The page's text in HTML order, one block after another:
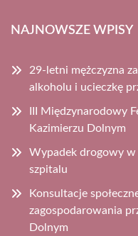
NAJNOWSZE WPISY
29-letni mężczyzna
alkoholu i ucieczkę
III Międzynarodowy
Kazimierzu Dolnym
Wypadek drogowy
szpitalu
Konsultacje
zagospodarowania
Dolnym